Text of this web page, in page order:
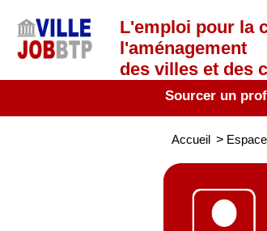
L'emploi pour la
l'aménagement
des villes et des
Sourcer un
Accueil >